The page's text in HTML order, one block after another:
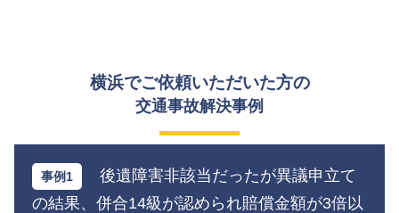
横浜でご依頼いただいた方の
交通事故解決事例
後遺障害非該当だったが異議申立て
の結果、併合14級が認められ賠償金額が3倍以